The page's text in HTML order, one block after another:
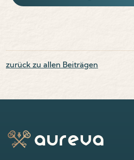
zurück zu allen Beiträgen